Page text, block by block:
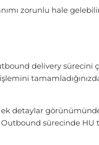
zorunlu hale
delivery sürecini
detaylar
sürecinde HU